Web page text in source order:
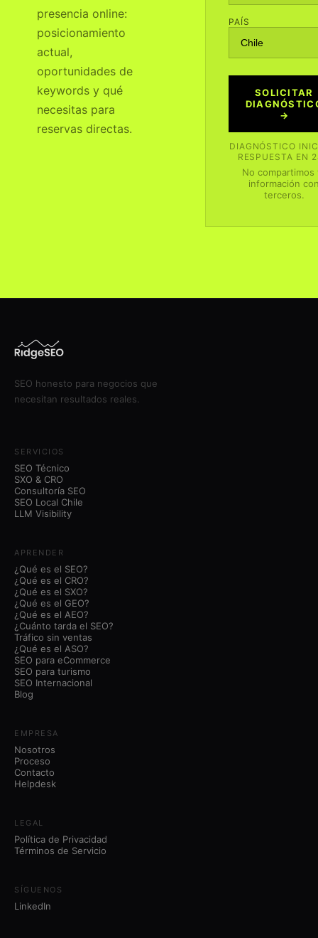
presencia online:
posicionamiento
actual,
oportunidades de
keywords y qué
necesitas para
reservas directas.
PAÍS
SOLICITAR
→
DIAGNÓSTICO
RESPUESTA EN
No compartimos
información
terceros.
SEO honesto para negocios que
necesitan resultados reales.
SERVICIOS
SEO Técnico
SXO & CRO
Consultoría SEO
SEO Local Chile
LLM Visibility
APRENDER
¿Qué es el SEO?
¿Qué es el CRO?
¿Qué es el SXO?
¿Qué es el GEO?
¿Qué es el AEO?
¿Cuánto tarda el SEO?
Tráfico sin ventas
¿Qué es el ASO?
SEO para eCommerce
SEO para turismo
SEO Internacional
Blog
EMPRESA
Nosotros
Proceso
Contacto
Helpdesk
LEGAL
Política de Privacidad
Términos de Servicio
SÍGUENOS
LinkedIn